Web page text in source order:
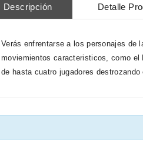
Descripción Detalle
Verás enfrentarse a los personajes de
moviemientos caracteristicos, como el
de hasta cuatro jugadores